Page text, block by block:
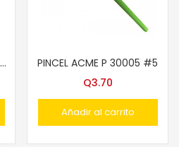
PALITO JUMBO FOAMY BARRILITO 2169 COLS.
PINCEL ACME P 30005 #5
Q3.70
Añadir al carrito